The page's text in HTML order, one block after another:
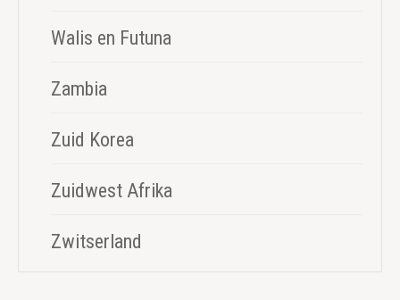
Walis en Futuna
Zambia
Zuid Korea
Zuidwest Afrika
Zwitserland